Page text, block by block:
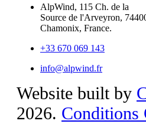
AlpWind, 115 Ch. de la
Source de l'Arveyron,
Chamonix, France.
+33 670 069 143
info@alpwind.fr
Website built by
2026. Conditions